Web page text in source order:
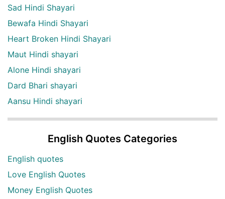
Sad Hindi Shayari
Bewafa Hindi Shayari
Heart Broken Hindi Shayari
Maut Hindi shayari
Alone Hindi shayari
Dard Bhari shayari
Aansu Hindi shayari
English Quotes Categories
English quotes
Love English Quotes
Money English Quotes